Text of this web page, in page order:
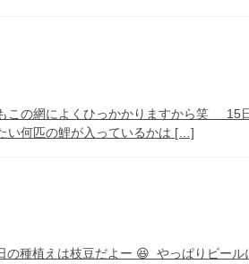
この網によくひっかかりますから笑 15
い何匹の鯉が入っているかは […]
の種植えは枝豆だよー 😆 やっぱりビー